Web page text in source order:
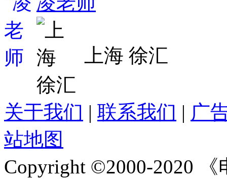
上海 徐汇
关于我们 | 联系我们 | 广
站地图
Copyright ©2000-2020